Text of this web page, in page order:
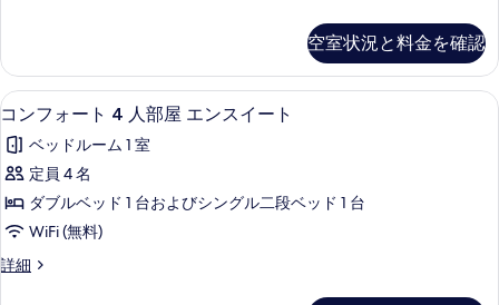
る
イ
ー
ト
の
す
べ
て
の
エ
ン
ス
ー
ト
詳
細
空室状況と料金を確認
コ
ン
フ
ォ
ー
4
コンフォート 4 人部屋 エンスイー
6
コンフォート 4 人部屋 エンスイート
ベッドルーム 1 室
定員 4 名
ダブルベッド 1 台およびシングル二段ベッド 1 台
WiFi (無料)
詳細
コ